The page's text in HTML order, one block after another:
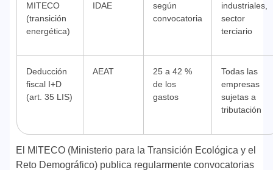
MITECO
(transición
energética)
IDAE
según
convocatoria
industriales,
sector
terciario
Deducción
fiscal I+D
(art. 35 LIS)
AEAT
25 a 42 %
de los
gastos
Todas las
empresas
sujetas a
tributación
El MITECO (Ministerio para la Transición Ecológica y el
Reto Demográfico) publica regularmente convocatorias